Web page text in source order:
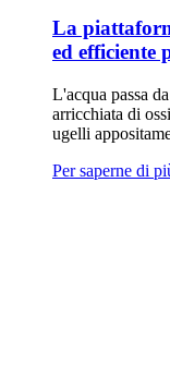
La
ed efficiente
L'acqua passa
arricchiata di
ugelli
Per saperne di